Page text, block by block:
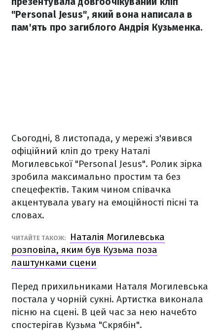
"Personal Jesus", який вона написала в
пам'ять про загиблого Андрія Кузьменка.
Сьогодні, 8 листопада, у мережі з'явився
офіційний кліп до треку Наталі
Могилевської "Personal Jesus". Ролик зірка
зробила максимально простим та без
спецефектів. Таким чином співачка
акцентувала увагу на емоційності пісні та
словах.
ЧИТАЙТЕ ТАКОЖ:
Наталія Могилевська
розповіла, яким був Кузьма поза
лаштунками сцени
Перед прихильниками Наталя Могилевська
постала у чорній сукні. Артистка виконала
пісню на сцені. В цей час за нею начебто
спостерігав Кузьма "Скрябін".